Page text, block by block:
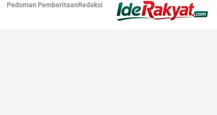
Pedoman PemberitaanRedaksi